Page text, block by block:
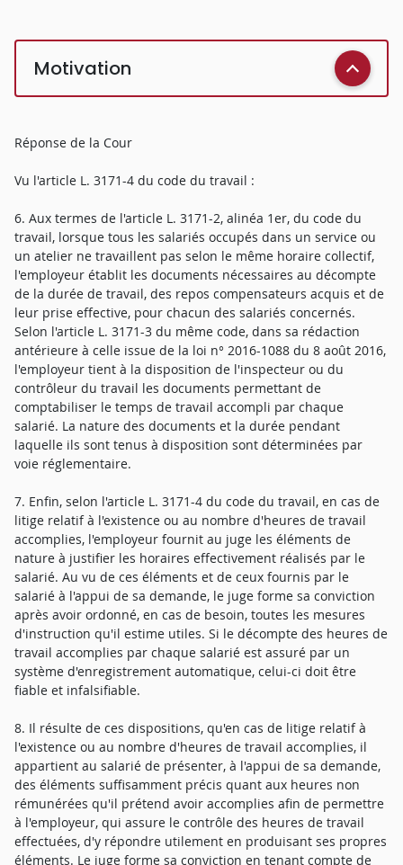
Motivation
Réponse de la Cour
Vu l'article L. 3171-4 du code du travail :
6. Aux termes de l'article L. 3171-2, alinéa 1er, du code du
travail, lorsque tous les salariés occupés dans un service ou
un atelier ne travaillent pas selon le même horaire collectif,
l'employeur établit les documents nécessaires au décompte
de la durée de travail, des repos compensateurs acquis et de
leur prise effective, pour chacun des salariés concernés.
Selon l'article L. 3171-3 du même code, dans sa rédaction
antérieure à celle issue de la loi n° 2016-1088 du 8 août 2016,
l'employeur tient à la disposition de l'inspecteur ou du
contrôleur du travail les documents permettant de
comptabiliser le temps de travail accompli par chaque
salarié. La nature des documents et la durée pendant
laquelle ils sont tenus à disposition sont déterminées par
voie réglementaire.
7. Enfin, selon l'article L. 3171-4 du code du travail, en cas de
litige relatif à l'existence ou au nombre d'heures de travail
accomplies, l'employeur fournit au juge les éléments de
nature à justifier les horaires effectivement réalisés par le
salarié. Au vu de ces éléments et de ceux fournis par le
salarié à l'appui de sa demande, le juge forme sa conviction
après avoir ordonné, en cas de besoin, toutes les mesures
d'instruction qu'il estime utiles. Si le décompte des heures de
travail accomplies par chaque salarié est assuré par un
système d'enregistrement automatique, celui-ci doit être
fiable et infalsifiable.
8. Il résulte de ces dispositions, qu'en cas de litige relatif à
l'existence ou au nombre d'heures de travail accomplies, il
appartient au salarié de présenter, à l'appui de sa demande,
des éléments suffisamment précis quant aux heures non
rémunérées qu'il prétend avoir accomplies afin de permettre
à l'employeur, qui assure le contrôle des heures de travail
effectuées, d'y répondre utilement en produisant ses propres
éléments. Le juge forme sa conviction en tenant compte de